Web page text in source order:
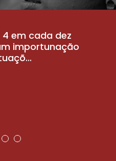
em cada dez
importunação